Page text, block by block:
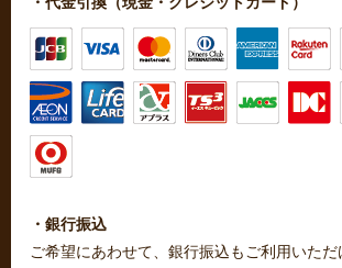
・銀行振込
ご希望にあわせて、銀行振込もご利用いただ